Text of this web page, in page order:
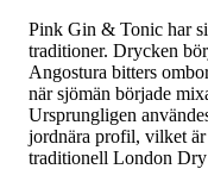
Pink Gin & Tonic har
traditioner. Drycken
Angostura bitters
när sjömän började
Ursprungligen
jordnära profil, vilket är
traditionell London